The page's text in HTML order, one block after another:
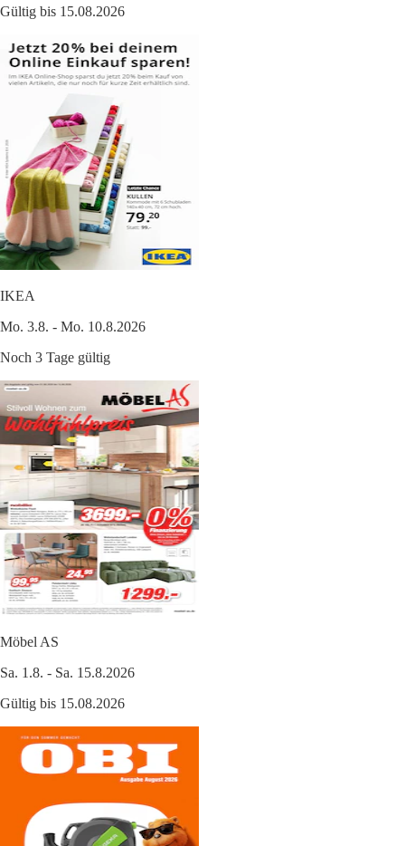
Gültig bis 15.08.2026
IKEA
Mo. 3.8. - Mo. 10.8.2026
Noch 3 Tage gültig
Möbel AS
Sa. 1.8. - Sa. 15.8.2026
Gültig bis 15.08.2026